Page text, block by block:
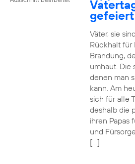
gefeiert
Väter, sie
Rückhalt für
Brandung,
umhaut. Die
denen man
kann. Am
sich für alle
deshalb die
ihren Papas
und
[…]